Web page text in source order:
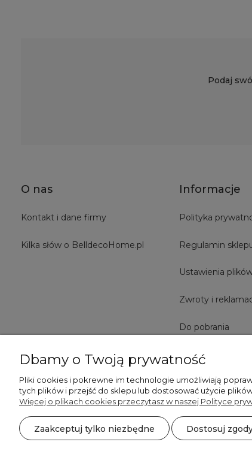
Podaj
O nas
Kontakt i dane firmy
Kilka słów o BelldecoHome.pl
Informacje
Polityka
Regulamin
Ustawienia
Zwroty i
Do pobrania
©2026 Wszelkie Prawa Zastrzeżone | BelldecoHome.pl
Dbamy o Twoją prywatność
Pliki cookies i pokrewne im technologie umożliwiają
tych plików i przejść do sklepu lub dostosować użycie
Więcej o plikach cookies przeczytasz w naszej Polityce
Zaakceptuj tylko niezbędne Dostosuj